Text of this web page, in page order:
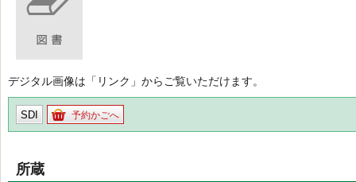
デジタル画像は「リンク」からご覧いただけます。
SDI 予約かごへ
所蔵